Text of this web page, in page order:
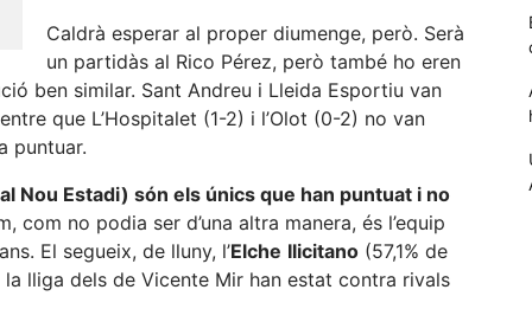
Caldrà esperar al proper diumenge, però. Serà
un partidàs al Rico Pérez, però també ho eren
ben similar. Sant Andreu i Lleida Esportiu van
que L’Hospitalet (1-2) i l’Olot (0-2) no van
puntuar.
Nou Estadi) són els únics que han puntuat i no
com no podia ser d’una altra manera, és l’equip
El segueix, de lluny, l’Elche Ilicitano (57,1% de
lliga dels de Vicente Mir han estat contra rivals
Aquestes
cookies no
són
opcionals,
són